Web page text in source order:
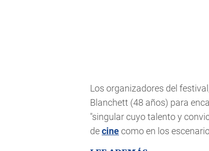
Los organizadores del
Blanchett (48 años) para
"singular cuyo talento y
decinecomo en los